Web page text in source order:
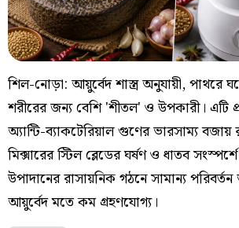
শিল-নোড়া: আয়ুর্বেদ শাস্ত্র অনুযায়ী, পাথরে
শরীরের জন্য বেশি 'শীতল' ও উপকারী। এটি
অ্যান্টি-ব্যাকটেরিয়াল গুণের ভারসাম্য বজায়
মিক্সারের স্টিল ব্লেডের ঘর্ষণ ও ধাতব
উপাদানের রাসায়নিক গঠনে সামান্য
আয়ুর্বেদ মতে কম গ্রহণযোগ্য।